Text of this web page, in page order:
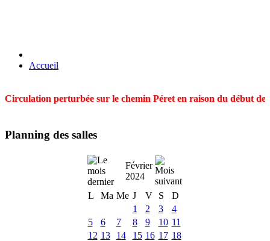
Accueil
Circulation perturbée sur le chemin Péret en raison du début
Planning des salles
Février
2024
L
Ma Me J V S
D
1
2 3
4
5
6 7 8 9 10 11
12 13 14 15 16 17 18